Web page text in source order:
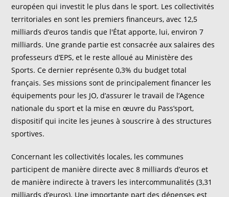
européen qui investit le plus dans le sport. Les collectivités
territoriales en sont les premiers financeurs, avec 12,5
milliards d’euros tandis que l'État apporte, lui, environ 7
milliards. Une grande partie est consacrée aux salaires des
professeurs d’EPS, et le reste alloué au Ministère des
Sports. Ce dernier représente 0,3% du budget total
français. Ses missions sont de principalement financer les
équipements pour les JO, d’assurer le travail de l’Agence
nationale du sport et la mise en œuvre du Pass’sport,
dispositif qui incite les jeunes à souscrire à des structures
sportives.
Concernant les collectivités locales, les communes
participent de manière directe avec 8 milliards d’euros et
de manière indirecte à travers les intercommunalités (3,31
milliards d’euros). Une importante part des dépenses est